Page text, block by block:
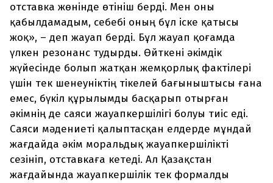
отставка жөнінде өтініш берді. Мен оны
қабылдамадым, себебі оның бұл іске қатысы
жоқ», – деп жауап берді. Бұл жауап қоғамда
үлкен резонанс тудырды. Өйткені әкімдік
жүйесінде болып жатқан жемқорлық фактілері
үшін тек шенеуніктің тікелей бағыныштысы ғана
емес, бүкіл құрылымды басқарып отырған
әкімнің де саяси жауапкершілігі болуы тиіс еді.
Саяси мәдениеті қалыптасқан елдерде мұндай
жағдайда әкім моральдық жауапкершілікті
сезініп, отставкаға кетеді. Ал Қазақстан
жағдайында жауапкершілік тек формалды